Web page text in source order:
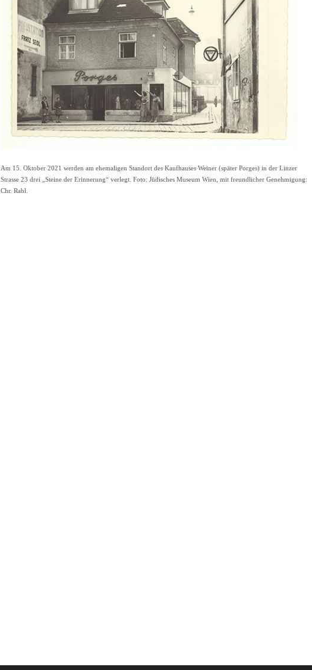
Am 15. Oktober 2021 werden am ehemaligen Standort des Kaufhauses Weiner (später Porges) in der Linzer
Strasse 23 drei „Steine der Erinnerung“ verlegt. Foto: Jüdisches Museum Wien, mit freundlicher Genehmigung:
Chr. Rabl.